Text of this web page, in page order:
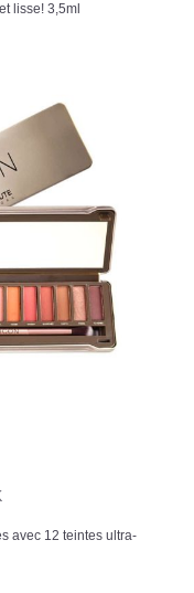
lisse! 3,5ml
avec 12 teintes ultra-